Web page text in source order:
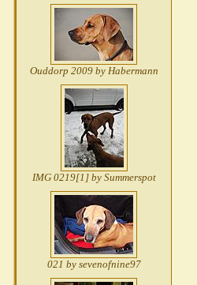
Ouddorp 2009 by Habermann
IMG 0219[1] by Summerspot
021 by sevenofnine97